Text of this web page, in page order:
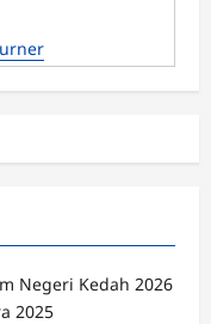
Negeri Kedah 2026
2025